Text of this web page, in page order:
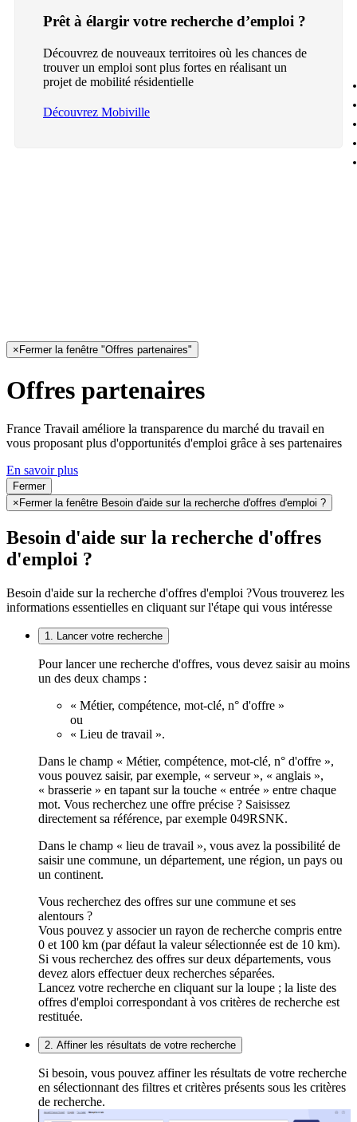
Prêt à élargir votre recherche d’emploi ?
Découvrez de nouveaux territoires où les chances de
trouver un emploi sont plus fortes en réalisant un
projet de mobilité résidentielle
Découvrez Mobiville
× Fermer la fenêtre "Offres partenaires"
Offres partenaires
France Travail améliore la transparence du marché du travail en
vous proposant plus d'opportunités d'emploi grâce à ses partenaires
En savoir plus
Fermer
× Fermer la fenêtre Besoin d'aide sur la recherche d'offres d'emploi ?
Besoin d'aide sur la recherche d'offres
d'emploi ?
Besoin d'aide sur la recherche d'offres d'emploi ?Vous trouverez les
informations essentielles en cliquant sur l'étape qui vous intéresse
1. Lancer votre recherche
Pour lancer une recherche d'offres, vous devez saisir au moins
un des deux champs :
« Métier, compétence, mot-clé, n° d'offre »
ou
« Lieu de travail ».
Dans le champ « Métier, compétence, mot-clé, n° d'offre »,
vous pouvez saisir, par exemple, « serveur », « anglais »,
« brasserie » en tapant sur la touche « entrée » entre chaque
mot. Vous recherchez une offre précise ? Saisissez
directement sa référence, par exemple 049RSNK.
Dans le champ « lieu de travail », vous avez la possibilité de
saisir une commune, un département, une région, un pays ou
un continent.
Vous recherchez des offres sur une commune et ses
alentours ?
Vous pouvez y associer un rayon de recherche compris entre
0 et 100 km (par défaut la valeur sélectionnée est de 10 km).
Si vous recherchez des offres sur deux départements, vous
devez alors effectuer deux recherches séparées.
Lancez votre recherche en cliquant sur la loupe ; la liste des
offres d'emploi correspondant à vos critères de recherche est
restituée.
2. Affiner les résultats de votre recherche
Si besoin, vous pouvez affiner les résultats de votre recherche
en sélectionnant des filtres et critères présents sous les critères
de recherche.